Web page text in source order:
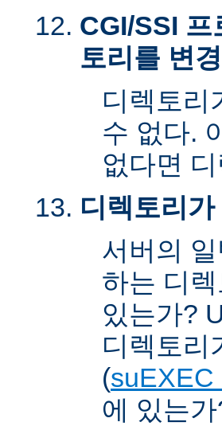
CGI/SSI
토리를 변
디렉토리
수 없다.
없다면
디렉토리
서버의
하는 디
있는가?
디렉토리
(suEXEC
에 있는